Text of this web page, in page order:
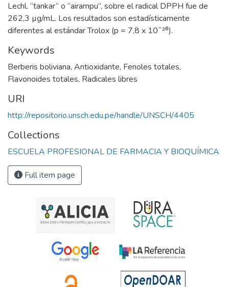
Lechl. “tankar” o “airampu”, sobre el radical DPPH fue de
262,3 µg/mL. Los resultados son estadísticamente
diferentes al estándar Trolox (p = 7,8 x 10¯²⁶).
Keywords
Berberis boliviana, Antioxidante, Fenoles totales,
Flavonoides totales, Radicales libres
URI
http://repositorio.unsch.edu.pe/handle/UNSCH/4405
Collections
ESCUELA PROFESIONAL DE FARMACIA Y BIOQUÍMICA
Full item page